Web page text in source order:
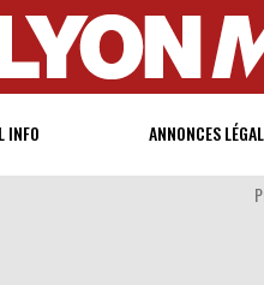
INFO ANNONCES